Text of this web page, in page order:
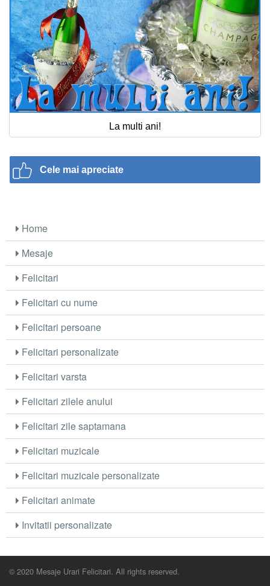
La multi ani!
Cele mai apreciate
Home
Mesaje
Felicitari
Felicitari cu nume
Felicitari persoane
Felicitari personalizate
Felicitari varsta
Felicitari zilele anului
Felicitari zile saptamana
Felicitari muzicale
Felicitari muzicale personalizate
Felicitari animate
Invitatii personalizate
© 2020 Mesaje Urari Felicitari. All rights reserved.